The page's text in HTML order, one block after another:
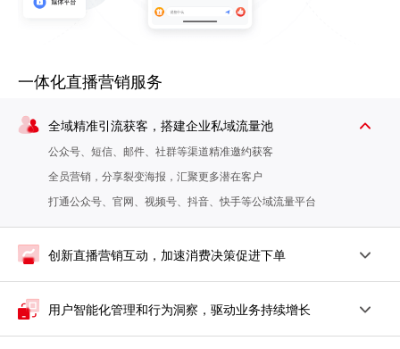
一体化直播营销服务
全域精准引流获客，搭建企业私域流量池
公众号、短信、邮件、社群等渠道精准邀约获客
全员营销，分享裂变海报，汇聚更多潜在客户
打通公众号、官网、视频号、抖音、快手等公域流量平台
创新直播营销互动，加速消费决策促进下单
用户智能化管理和行为洞察，驱动业务持续增长